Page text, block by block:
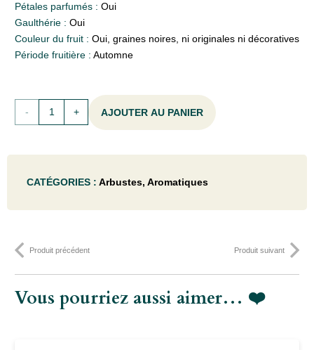
Pétales parfumés : Oui
Gaulthérie : Oui
Couleur du fruit : Oui, graines noires, ni originales ni décoratives
Période fruitière : Automne
quantité
ang.
'Hidcote'
C1.5
AJOUTER AU PANIER
CATÉGORIES : Arbustes, Aromatiques
Produit précédent Produit suivant
Vous pourriez aussi aimer… ❤️